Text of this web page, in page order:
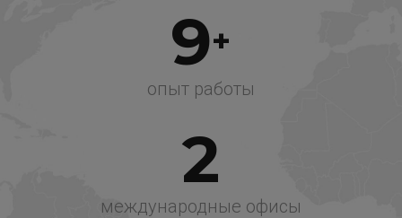
9
опыт работы
2
международные офисы